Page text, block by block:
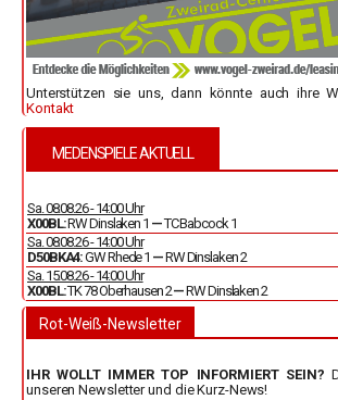
Unterstützen sie uns, dann könnte auch ihre
Kontakt
MEDENSPIELE AKTUELL
Sa. 08.08.26 - 14:00 Uhr
X00BL:RW Dinslaken 1 —TC Babcock 1
Sa. 08.08.26 - 14:00 Uhr
D50BKA4:GW Rhede 1 —RW Dinslaken 2
Sa. 15.08.26 - 14:00 Uhr
X00BL:TK 78 Oberhausen 2—RW Dinslaken 2
Rot-Weiß-Newsletter
IHR WOLLT IMMER TOP INFORMIERT SEIN?
unseren Newsletter und die Kurz-News!